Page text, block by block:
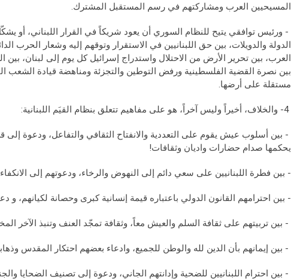
المسيحيين العرب ومشاركتهم في رسم المستقبل المشترك.
- ورئيس توافقي يتيح للنظام السوري أن يعود شريكاً في القرار اللبناني، أو
الدولة والدويلات، بين حق اللبنانيين في الاستقرار وتوقهم إليه وشعار الحرب
العرب، بين تحرير الأرض من الاحتلال واستدراج إسرائيل كل يوم إلى لبنان، بين
بين نصرة القضية الفلسطينية ورفض التوطين والتجزئة ومناهضة قيادة الشعب
مستقلة على أرضها.
4- والخلاف، أخيراً وليس آخراً، هو على مفاهيم تتعلق بنظام القيَم اللبنانية:
- بين أسلوب عيش يقوم على التعددية والانفتاح الثقافي والتفاعل، ودعوة
يحكمها صدام حضارات واديان وثقافات!
- بين فطرة اللبنانيين على سعي دائم إلى النهوض والرخاء، ودعوتهم إلى
- بين احترامهم القانون الدولي باعتباره قيمة إنسانية كبرى وحصانة لكيانهم، و
- بين تربيتهم على ثقافة السلم والعيش معاً، وثقافة تمجّد العنف وتنبذ الآخر
- بين إيمانهم بأن الدين لله والوطن للجميع، وادعاء بعضهم احتكار المقدس
- بين احترام اللبنانيين للضحية وإدانتهم الجاني، ودعوة إلى تصنيف الضحايا